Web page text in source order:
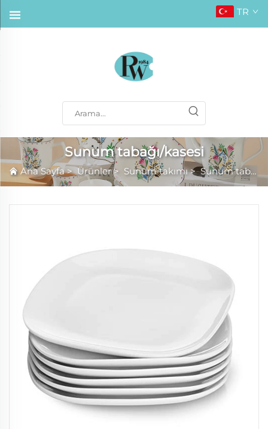
TR
Sunum tabağı/kasesi
Ana Sayfa>Ürünler> Sunum takımı>Sunum tabağı/kasesi